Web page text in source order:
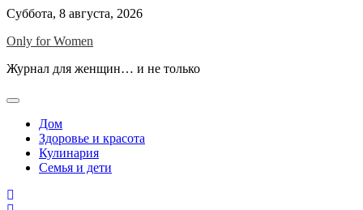
Skip
content
Суббота, 8 августа, 2026
Only for Women
Журнал для женщин… и не только
Дом
Здоровье и красота
Кулинария
Семья и дети